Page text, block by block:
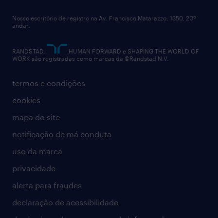
relatório anual
termos e condições
cookies
mapa do site
notificação de má conduta
uso da marca
privacidade
alerta para fraudes
declaração de acessibilidade
Nosso escritório de registro na Av. Francisco Matarazzo, 1350, 20º
andar.
RANDSTAD,
HUMAN FORWARD e SHAPING THE WORLD OF
WORK são registradas como marcas da ©Randstad N.V.